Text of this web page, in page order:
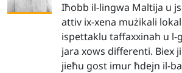
Iħobb il-lingwa Maltija u
attiv ix-xena mużikali
ispettaklu taffaxxinah u l-
jara xows differenti. Biex
jieħu gost imur ħdejn il-